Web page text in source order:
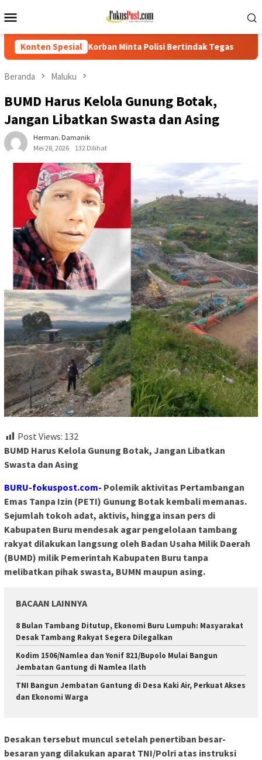
ke
Mobile
Konten Spesial
Polisi Bertindak Tegas PTPN IV Regional I Kebun
Beranda Maluku
BUMD Harus Kelola Gunung Botak,
Jangan Libatkan Swasta dan Asing
Herman. Damanik
Mei 28, 2026
132 Dilihat
Post Views: 132
BUMD Harus Kelola Gunung Botak, Jangan Libatkan
Swasta dan Asing
BURU-fokuspost.com- Polemik aktivitas Pertambangan
Emas Tanpa Izin (PETI) Gunung Botak kembali memanas.
Sejumlah tokoh adat, aktivis, hingga insan pers di
Kabupaten Buru mendesak agar pengelolaan tambang
rakyat dilakukan langsung oleh Badan Usaha Milik Daerah
(BUMD) milik Pemerintah Kabupaten Buru tanpa
melibatkan pihak swasta, BUMN maupun asing.
BACAAN LAINNYA
8 Bulan Tambang Ditutup, Ekonomi Buru Lumpuh: Masyarakat
Desak Tambang Rakyat Segera Dilegalkan
Kodim 1506/Namlea dan Yonif 821/Bupolo Mulai Bangun
Jembatan Gantung di Namlea Ilath
TNI Bangun Jembatan Gantung di Desa Kaki Air, Perkuat Akses
dan Ekonomi Warga
Desakan tersebut muncul setelah penertiban besar-
besaran yang dilakukan aparat TNI/Polri atas instruksi